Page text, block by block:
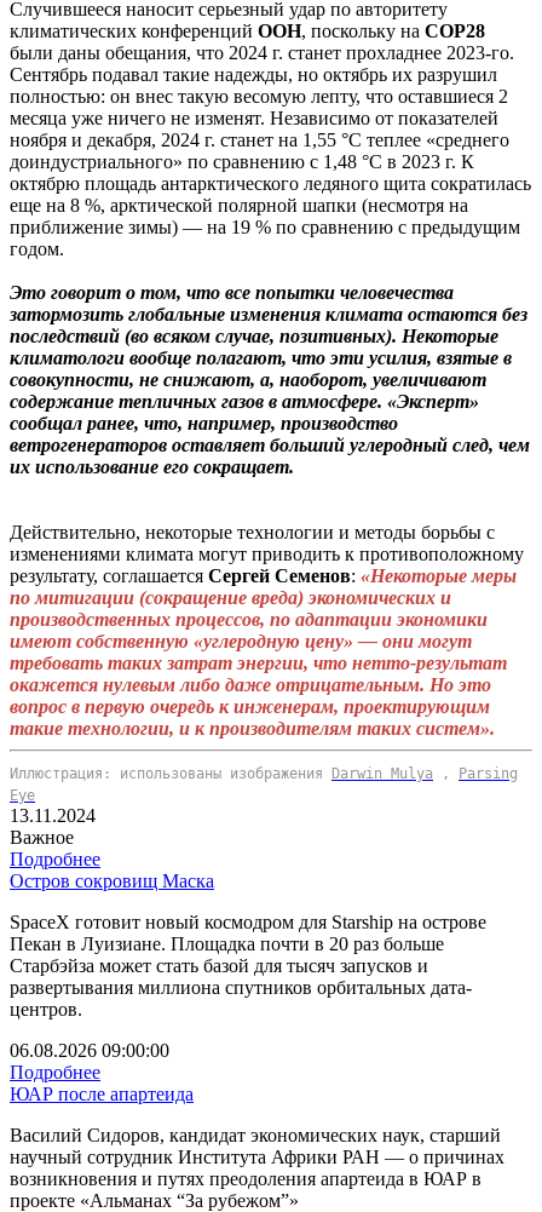
Случившееся наносит серьезный удар по авторитету
климатических конференций ООН, поскольку на СОР28
были даны обещания, что 2024 г. станет прохладнее 2023-го.
Сентябрь подавал такие надежды, но октябрь их разрушил
полностью: он внес такую весомую лепту, что оставшиеся 2
месяца уже ничего не изменят. Независимо от показателей
ноября и декабря, 2024 г. станет на 1,55 °C теплее «среднего
доиндустриального» по сравнению с 1,48 °C в 2023 г. К
октябрю площадь антарктического ледяного щита сократилась
еще на 8 %, арктической полярной шапки (несмотря на
приближение зимы) — на 19 % по сравнению с предыдущим
годом.
Это говорит о том, что все попытки человечества
затормозить глобальные изменения климата остаются без
последствий (во всяком случае, позитивных). Некоторые
климатологи вообще полагают, что эти усилия, взятые в
совокупности, не снижают, а, наоборот, увеличивают
содержание тепличных газов в атмосфере. «Эксперт»
сообщал ранее, что, например, производство
ветрогенераторов оставляет больший углеродный след, чем
их использование его сокращает.
Действительно, некоторые технологии и методы борьбы с
изменениями климата могут приводить к противоположному
результату, соглашается Сергей Семенов: «Некоторые меры
по митигации (сокращение вреда) экономических и
производственных процессов, по адаптации экономики
имеют собственную «углеродную цену» — они могут
требовать таких затрат энергии, что нетто-результат
окажется нулевым либо даже отрицательным. Но это
вопрос в первую очередь к инженерам, проектирующим
такие технологии, и к производителям таких систем».
Иллюстрация: использованы изображения Darwin Mulya , Parsing
Eye
13.11.2024
Важное
Подробнее
Остров сокровищ Маска
SpaceX готовит новый космодром для Starship на острове
Пекан в Луизиане. Площадка почти в 20 раз больше
Старбэйза может стать базой для тысяч запусков и
развертывания миллиона спутников орбитальных дата-
центров.
06.08.2026 09:00:00
Подробнее
ЮАР после апартеида
Василий Сидоров, кандидат экономических наук, старший
научный сотрудник Института Африки РАН — о причинах
возникновения и путях преодоления апартеида в ЮАР в
проекте «Альманах “За рубежом”»